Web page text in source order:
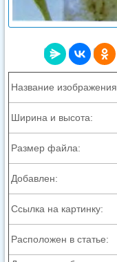
Название
Ширина и высота:
Размер файла:
Добавлен:
Ссылка на картинку:
Расположен в статье: